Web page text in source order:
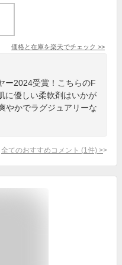
価格と在庫を楽天でチェック >>
ー2024受賞！こちらのF
に優しい柔軟剤はいかが
やかでラグジュアリーな
全てのおすすめコメント (1 件) >